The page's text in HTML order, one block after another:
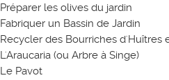
Préparer les olives du jardin
Fabriquer un Bassin de Jardin
Recycler des Bourriches d'Huîtres
L'Araucaria (ou Arbre à Singe)
Le Pavot